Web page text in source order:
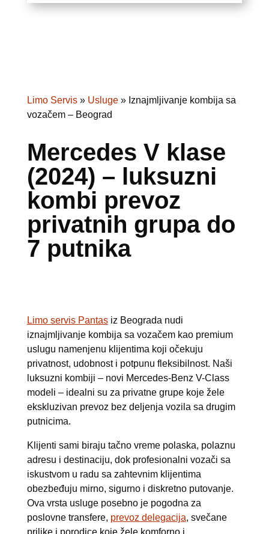
Limo Servis» Usluge» Iznajmljivanje kombija sa
vozačem – Beograd
Mercedes V klase
(2024) – luksuzni
kombi prevoz
privatnih grupa do
7 putnika
Limo servis Pantasiz Beograda nudi
iznajmljivanje kombija sa vozačem kao premium
uslugu namenjenu klijentima koji očekuju
privatnost, udobnost i potpunu fleksibilnost. Naši
luksuzni kombiji – novi Mercedes-Benz V-Class
modeli – idealni su za privatne grupe koje žele
ekskluzivan prevoz bez deljenja vozila sa drugim
putnicima.
Klijenti sami biraju tačno vreme polaska, polaznu
adresu i destinaciju, dok profesionalni vozači sa
iskustvom u radu sa zahtevnim klijentima
obezbeđuju mirno, sigurno i diskretno putovanje.
Ova vrsta usluge posebno je pogodna za
poslovne transfere, prevoz delegacija, svečane